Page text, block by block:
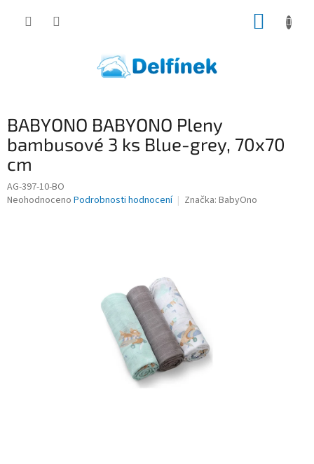
BABYONO BABYONO Pleny
bambusové 3 ks Blue-grey, 70x70
cm
AG-397-10-BO
Průměrné
Neohodnoceno Podrobnosti hodnocení Značka: BabyOno